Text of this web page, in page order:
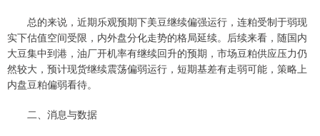
总的来说，近期乐观预期下美豆继续偏强运行，连粕受制于弱现
实下估值空间受限，内外盘分化走势的格局延续。后续来看，随国内
大豆集中到港，油厂开机率有继续回升的预期，市场豆粕供应压力仍
然较大，预计现货继续震荡偏弱运行，短期基差有走弱可能，策略上
内盘豆粕偏弱看待。
二、消息与数据